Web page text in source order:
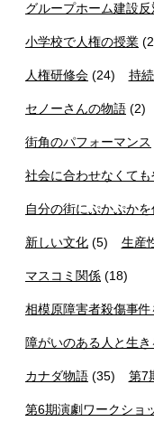
グループホーム建設反
小学校で人権の授業
人権研修会 (24) 持
セノーさんの物語 (2)
街角のパフォーマンス
社会に合わせなくても
自分の街にぷかぷかを
新しい文化 (5) 生産
マスコミ関係 (18)
相模原障害者殺傷事
障がいのある人と生き
カナダ物語 (35) 第7
第6期演劇ワークショ